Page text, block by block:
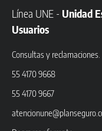
Línea UNE - Unidad
Usuarios
Consultas y reclamaciones.
55 4170 9668
55 4170 9667